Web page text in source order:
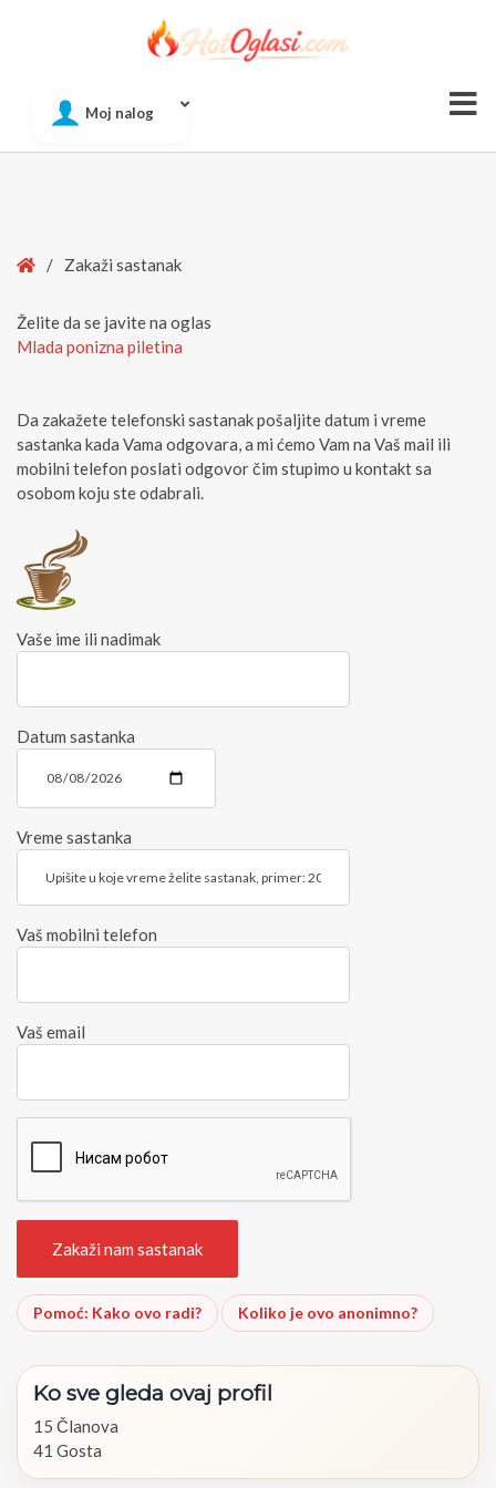
Moj nalog
Home
/ Zakaži sastanak
Želite da se javite na oglas
Mlada ponizna piletina
Da zakažete telefonski sastanak pošaljite datum i vreme
sastanka kada Vama odgovara, a mi ćemo Vam na Vaš mail ili
mobilni telefon poslati odgovor čim stupimo u kontakt sa
osobom koju ste odabrali.
Vaše ime ili nadimak
Datum sastanka
Vreme sastanka
Vaš mobilni telefon
Vaš email
Pomoć: Kako ovo radi? Koliko je ovo anonimno?
Ko sve gleda ovaj profil
15 Članova
41 Gosta